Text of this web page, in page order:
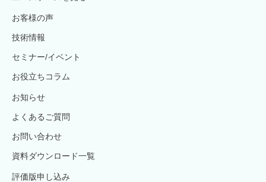
お客様の声
技術情報
セミナー/イベント
お役立ちコラム
お知らせ
よくあるご質問
お問い合わせ
資料ダウンロード一覧
評価版申し込み